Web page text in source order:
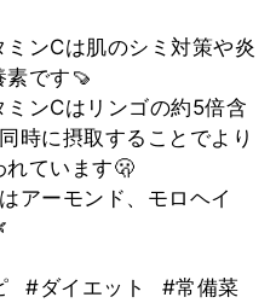
ンCは肌のシミ対策や炎
です🍠
ンCはリンゴの約5倍含
時に摂取することでより
れています🫢
アーモンド、モロヘイ
#ダイエット
#常備菜